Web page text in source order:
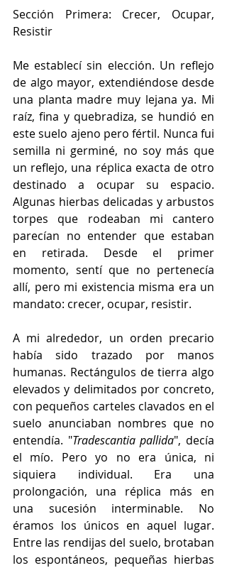
Sección Primera: Crecer, Ocupar,
Resistir
Me establecí sin elección. Un reflejo
de algo mayor, extendiéndose desde
una planta madre muy lejana ya. Mi
raíz, fina y quebradiza, se hundió en
este suelo ajeno pero fértil. Nunca fui
semilla ni germiné, no soy más que
un reflejo, una réplica exacta de otro
destinado a ocupar su espacio.
Algunas hierbas delicadas y arbustos
torpes que rodeaban mi cantero
parecían no entender que estaban
en retirada. Desde el primer
momento, sentí que no pertenecía
allí, pero mi existencia misma era un
mandato: crecer, ocupar, resistir.
A mi alrededor, un orden precario
había sido trazado por manos
humanas. Rectángulos de tierra algo
elevados y delimitados por concreto,
con pequeños carteles clavados en el
suelo anunciaban nombres que no
entendía. "Tradescantia pallida", decía
el mío. Pero yo no era única, ni
siquiera individual. Era una
prolongación, una réplica más en
una sucesión interminable. No
éramos los únicos en aquel lugar.
Entre las rendijas del suelo, brotaban
los espontáneos, pequeñas hierbas